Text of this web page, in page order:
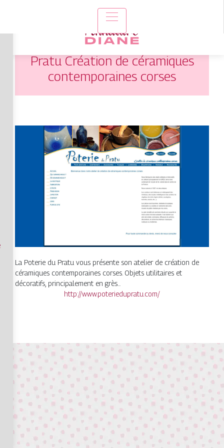
Poteriedup­ra­tu | Poterie du
Pratu Création de céramiques
con­tem­porai­nes corses
La Poterie du Pratu vous présente son atelier de création de
céramiques contemporaines corses. Objets utilitaires et
décoratifs, principalement en grès...
http://www.poteriedupratu.com/